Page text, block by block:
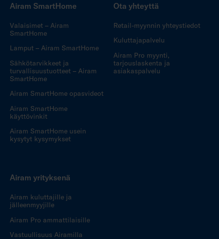
Airam SmartHome
Valaisimet – Airam
SmartHome
Lamput – Airam SmartHome
Sähkötarvikkeet ja
turvallisuustuotteet – Airam
SmartHome
Airam SmartHome opasvideot
Airam SmartHome
käyttövinkit
Airam SmartHome usein
kysytyt kysymykset
Ota yhteyttä
Retail-myynnin yhteystiedot
Kuluttajapalvelu
Airam Pro myynti,
tarjouslaskenta ja
asiakaspalvelu
Airam yrityksenä
Airam kuluttajille ja
jälleenmyyjille
Airam Pro ammattilaisille
Vastuullisuus Airamilla